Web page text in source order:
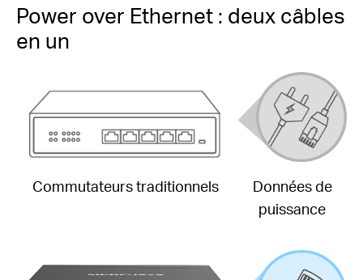
Power over Ethernet : deux câbles
en un
Commutateurs traditionnels
Données de
puissance